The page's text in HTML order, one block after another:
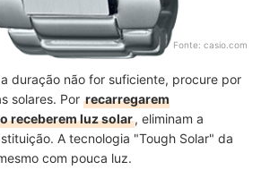
Fonte: casio.com
duração não for suficiente, procure por
solares. Por recarregarem
receberem luz solar, eliminam a
A tecnologia "Tough Solar" da
com pouca luz.